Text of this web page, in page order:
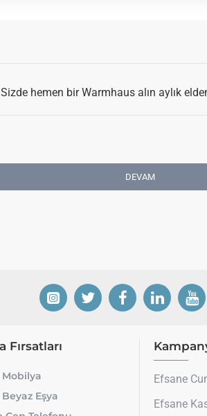
hemen bir Warmhaus alın aylık
DEVAM
Fırsatları
Eşya
Efsane
Efsane